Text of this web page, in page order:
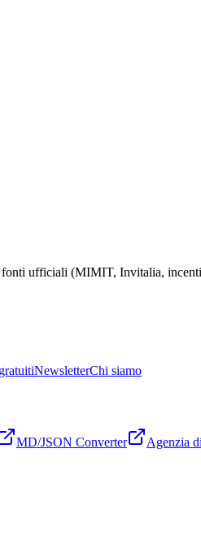
ufficiali (MIMIT, Invitalia,
NewsletterChi siamo
MD/JSON Converter Agenzia